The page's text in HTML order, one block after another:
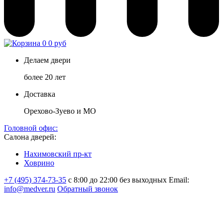
0 0 руб
Делаем двери
более 20 лет
Доставка
Орехово-Зуево и МО
Головной офис:
Салона дверей:
Нахимовский пр-кт
Ховрино
+7 (495) 374-73-35 с 8:00 до 22:00 без выходных Email:
info@medver.ru Обратный звонок